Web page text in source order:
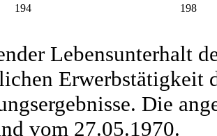
194 198
Lebensunterhalt
Erwerbstätigkeit
Die
vom 27.05.1970.